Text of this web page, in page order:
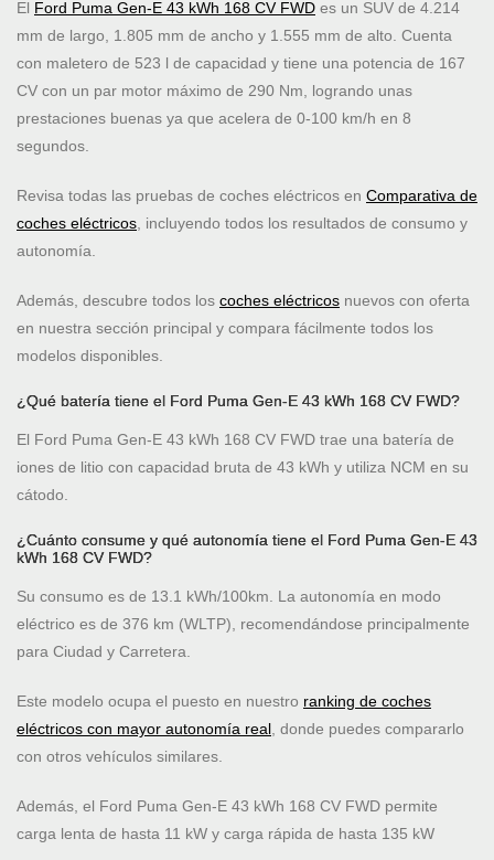
El Ford Puma Gen-E 43 kWh 168 CV FWD es un SUV de 4.214
mm de largo, 1.805 mm de ancho y 1.555 mm de alto. Cuenta
con maletero de 523 l de capacidad y tiene una potencia de 167
CV con un par motor máximo de 290 Nm, logrando unas
prestaciones buenas ya que acelera de 0-100 km/h en 8
segundos.
Revisa todas las pruebas de coches eléctricos en Comparativa de
coches eléctricos, incluyendo todos los resultados de consumo y
autonomía.
Además, descubre todos los coches eléctricos nuevos con oferta
en nuestra sección principal y compara fácilmente todos los
modelos disponibles.
¿Qué batería tiene el Ford Puma Gen-E 43 kWh 168 CV FWD?
El Ford Puma Gen-E 43 kWh 168 CV FWD trae una batería de
iones de litio con capacidad bruta de 43 kWh y utiliza NCM en su
cátodo.
¿Cuánto consume y qué autonomía tiene el Ford Puma Gen-E 43
kWh 168 CV FWD?
Su consumo es de 13.1 kWh/100km. La autonomía en modo
eléctrico es de 376 km (WLTP), recomendándose principalmente
para Ciudad y Carretera.
Este modelo ocupa el puesto en nuestro ranking de coches
eléctricos con mayor autonomía real, donde puedes compararlo
con otros vehículos similares.
Además, el Ford Puma Gen-E 43 kWh 168 CV FWD permite
carga lenta de hasta 11 kW y carga rápida de hasta 135 kW